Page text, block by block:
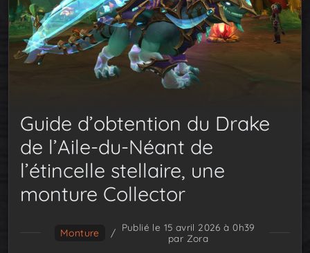
Guide d’obtention du Drake
de l’Aile-du-Néant de
l’étincelle stellaire, une
monture Collector
Monture / Publié le 15 avril 2026 à 0h39
par Zora